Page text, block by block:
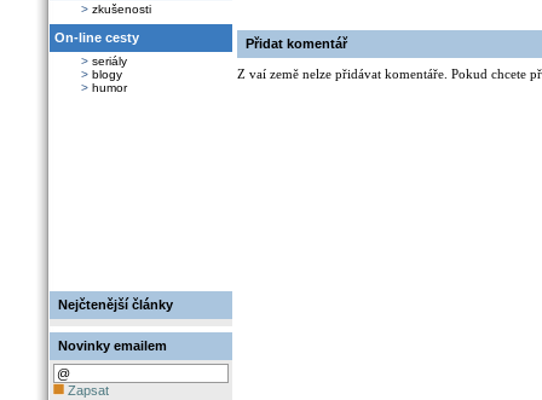
> zkušenosti
On-line cesty
> seriály
> blogy
> humor
Nejčtenější články
Novinky emailem
Zapsat
Přidat komentář
Z vaí země nelze přidávat komentáře. Pokud chcete